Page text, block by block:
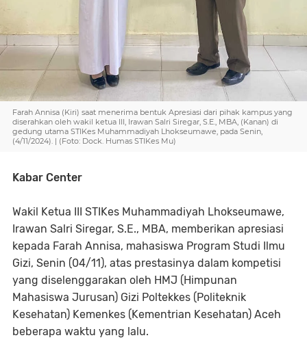
Farah Annisa (Kiri) saat menerima bentuk Apresiasi dari pihak kampus yang
diserahkan oleh wakil ketua III, Irawan Salri Siregar, S.E., MBA, (Kanan) di
gedung utama STIKes Muhammadiyah Lhokseumawe, pada Senin,
(4/11/2024). | (Foto: Dock. Humas STIKes Mu)
Kabar Center
Wakil Ketua III STIKes Muhammadiyah Lhokseumawe,
Irawan Salri Siregar, S.E., MBA, memberikan apresiasi
kepada Farah Annisa, mahasiswa Program Studi Ilmu
Gizi, Senin (04/11), atas prestasinya dalam kompetisi
yang diselenggarakan oleh HMJ (Himpunan
Mahasiswa Jurusan) Gizi Poltekkes (Politeknik
Kesehatan) Kemenkes (Kementrian Kesehatan) Aceh
beberapa waktu yang lalu.